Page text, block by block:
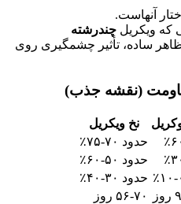
آنهاست.
که ویکریل چندرشته
ساده، تأثیر چشمگیری روی
نخ ویکریل
حدود ۷۰-۷۵٪
حدود ۵۰-۶۰٪
حدود ۳۰-۴۰٪
۵۶-۷۰ روز